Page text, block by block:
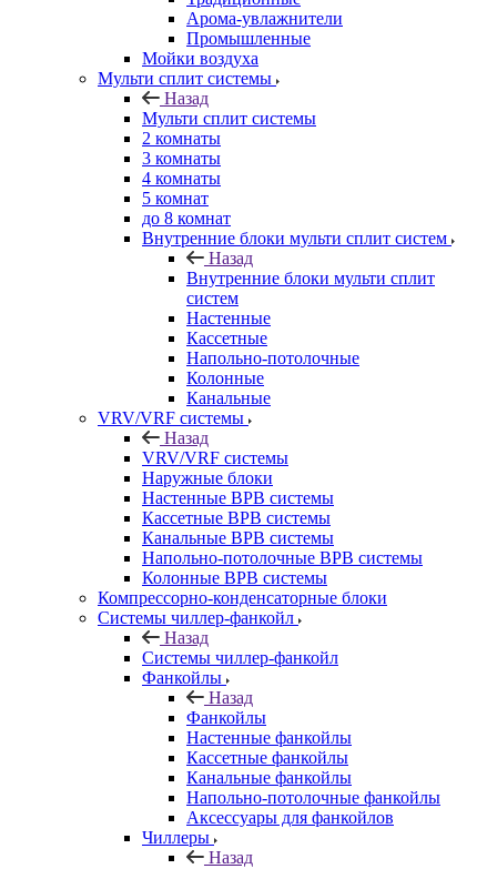
Арома-увлажнители
Промышленные
Мойки воздуха
Мульти сплит системы
Назад
Мульти сплит системы
2 комнаты
3 комнаты
4 комнаты
5 комнат
до 8 комнат
Внутренние блоки мульти сплит систем
Назад
Внутренние блоки мульти сплит
систем
Настенные
Кассетные
Напольно-потолочные
Колонные
Канальные
VRV/VRF системы
Назад
VRV/VRF системы
Наружные блоки
Настенные ВРВ системы
Кассетные ВРВ системы
Канальные ВРВ системы
Напольно-потолочные ВРВ системы
Колонные ВРВ системы
Компрессорно-конденсаторные блоки
Системы чиллер-фанкойл
Назад
Системы чиллер-фанкойл
Фанкойлы
Назад
Фанкойлы
Настенные фанкойлы
Кассетные фанкойлы
Канальные фанкойлы
Напольно-потолочные фанкойлы
Аксессуары для фанкойлов
Чиллеры
Назад